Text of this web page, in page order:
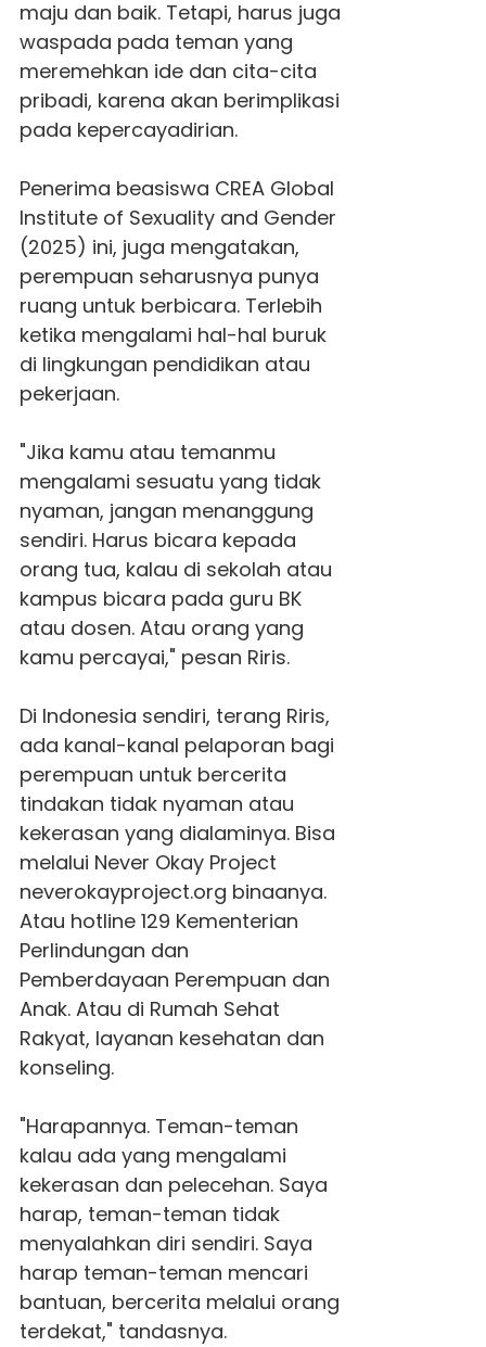
maju dan baik. Tetapi, harus juga
waspada pada teman yang
meremehkan ide dan cita-cita
pribadi, karena akan berimplikasi
pada kepercayadirian.
Penerima beasiswa CREA Global
Institute of Sexuality and Gender
(2025) ini, juga mengatakan,
perempuan seharusnya punya
ruang untuk berbicara. Terlebih
ketika mengalami hal-hal buruk
di lingkungan pendidikan atau
pekerjaan.
"Jika kamu atau temanmu
mengalami sesuatu yang tidak
nyaman, jangan menanggung
sendiri. Harus bicara kepada
orang tua, kalau di sekolah atau
kampus bicara pada guru BK
atau dosen. Atau orang yang
kamu percayai," pesan Riris.
Di Indonesia sendiri, terang Riris,
ada kanal-kanal pelaporan bagi
perempuan untuk bercerita
tindakan tidak nyaman atau
kekerasan yang dialaminya. Bisa
melalui Never Okay Project
neverokayproject.org binaanya.
Atau hotline 129 Kementerian
Perlindungan dan
Pemberdayaan Perempuan dan
Anak. Atau di Rumah Sehat
Rakyat, layanan kesehatan dan
konseling.
"Harapannya. Teman-teman
kalau ada yang mengalami
kekerasan dan pelecehan. Saya
harap, teman-teman tidak
menyalahkan diri sendiri. Saya
harap teman-teman mencari
bantuan, bercerita melalui orang
terdekat," tandasnya.